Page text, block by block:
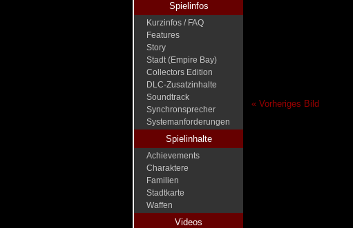
Spielinfos
Kurzinfos / FAQ
Features
Story
Stadt (Empire Bay)
Collectors Edition
DLC-Zusatzinhalte
Soundtrack
Synchronsprecher
Systemanforderungen
Spielinhalte
Achievements
Charaktere
Familien
Stadtkarte
Waffen
Videos
« Vorheriges Bild